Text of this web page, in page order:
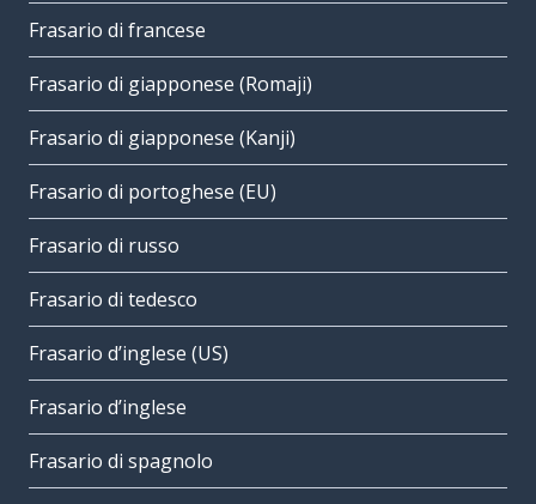
Frasario di francese
Frasario di giapponese (Romaji)
Frasario di giapponese (Kanji)
Frasario di portoghese (EU)
Frasario di russo
Frasario di tedesco
Frasario d’inglese (US)
Frasario d’inglese
Frasario di spagnolo